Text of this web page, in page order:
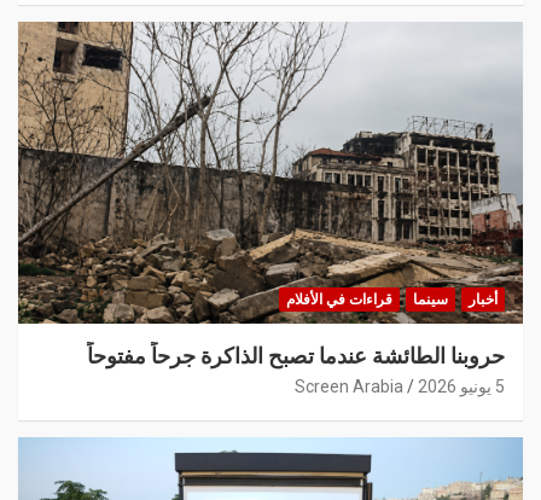
أخبار سينما قراءات في الأفلام
حروبنا الطائشة عندما تصبح الذاكرة جرحاً مفتوحاً
5 يونيو 2026 Screen Arabia